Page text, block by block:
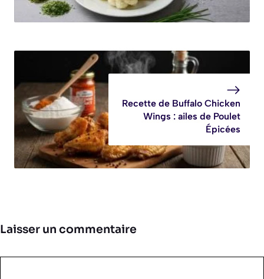
Recette de Buffalo Chicken
Wings : ailes de Poulet
Épicées
Laisser un commentaire